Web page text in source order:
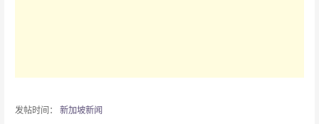
发帖时间： 新加坡新闻